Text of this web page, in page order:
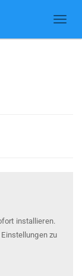
installieren.
zu